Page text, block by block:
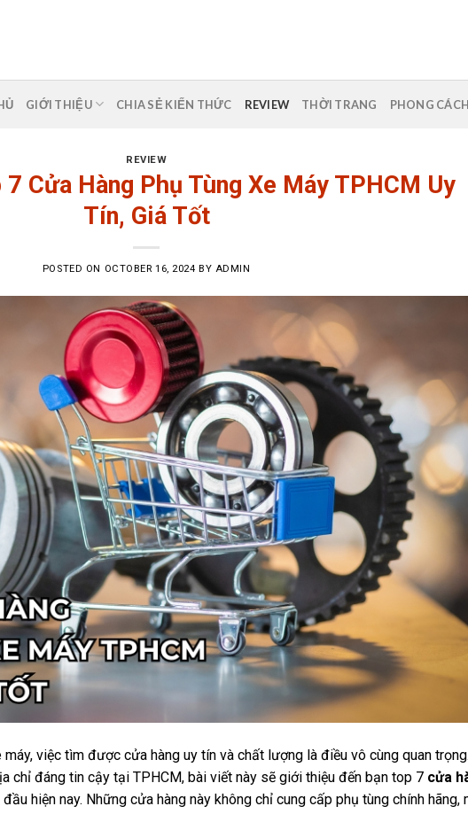
GIỚI THIỆU CHIA SẺ KIẾN THỨC REVIEW THỜI TRANG PHONG
REVIEW
Cửa Hàng Phụ Tùng Xe Máy TPHCM Uy
Tín, Giá Tốt
POSTED ON OCTOBER 16, 2024 BY ADMIN
máy, việc tìm được cửa hàng uy tín và chất lượng là điều vô cùng quan
chỉ đáng tin cậy tại TPHCM, bài viết này sẽ giới thiệu đến bạn top 7 cửa
đầu hiện nay. Những cửa hàng này không chỉ cung cấp phụ tùng chính hãng,